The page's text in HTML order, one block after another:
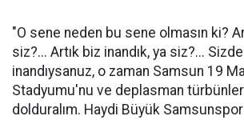
"O sene neden bu sene olmasın ki?
siz?... Artık biz inandık, ya siz?...
inandıysanuz, o zaman Samsun 19
Stadyumu'nu ve deplasman
dolduralım. Haydi Büyük